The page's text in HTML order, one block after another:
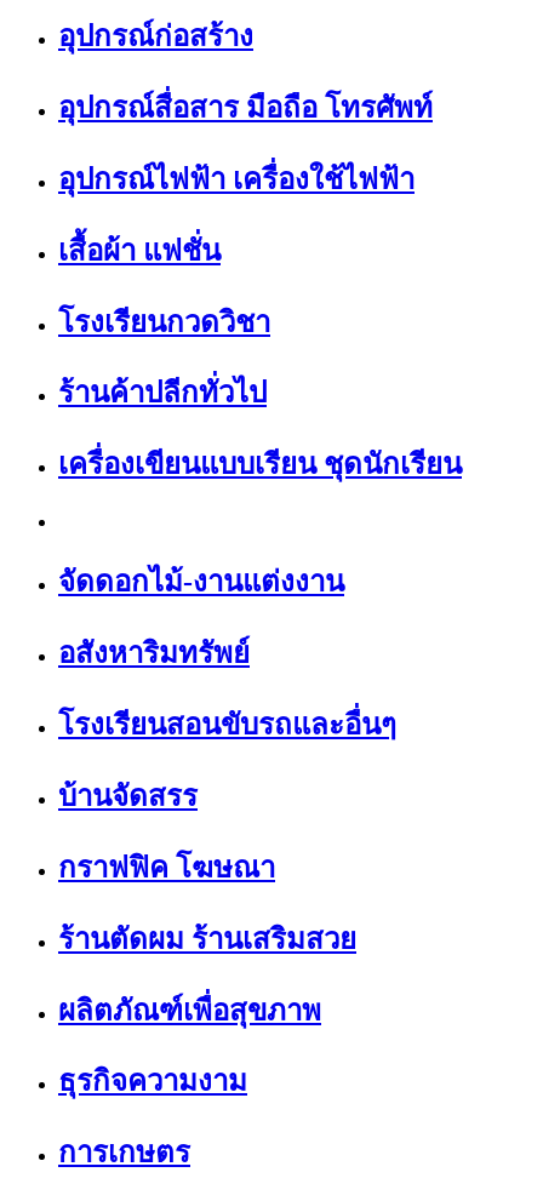
อุปกรณ์ก่อสร้าง
อุปกรณ์สื่อสาร มือถือ โทรศัพท์
อุปกรณ์ไฟฟ้า เครื่องใช้ไฟฟ้า
เสื้อผ้า แฟชั่น
โรงเรียนกวดวิชา
ร้านค้าปลีกทั่วไป
เครื่องเขียนแบบเรียน ชุดนักเรียน
จัดดอกไม้-งานแต่งงาน
อสังหาริมทรัพย์
โรงเรียนสอนขับรถและอื่นๆ
บ้านจัดสรร
กราฟฟิค โฆษณา
ร้านตัดผม ร้านเสริมสวย
ผลิตภัณฑ์เพื่อสุขภาพ
ธุรกิจความงาม
การเกษตร